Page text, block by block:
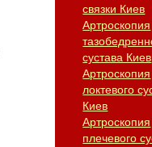
связки Киев
Артроскопия
сустава Киев
Артроскопия
локтевого
Киев
Артроскопия
плечевого